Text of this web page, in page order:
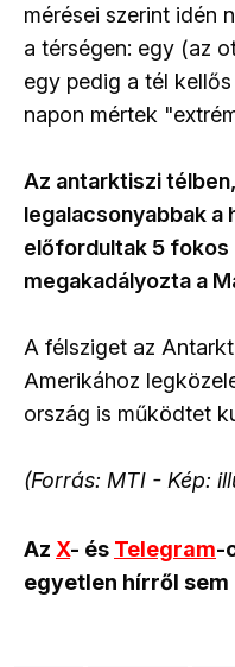
mérései szerint idén
a térségen: egy (az
egy pedig a tél
napon mértek
Az antarktiszi
legalacsonyabbak a
előfordultak 5 fokos
megakadályozta a
A félsziget az
Amerikához
ország is működtet
(Forrás: MTI - Kép:
Az X- és Telegram-
egyetlen hírről sem